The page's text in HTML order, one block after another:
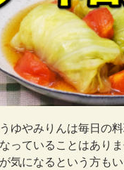
ゆやみりんは毎日の
っていることはあり
気になるという方もい